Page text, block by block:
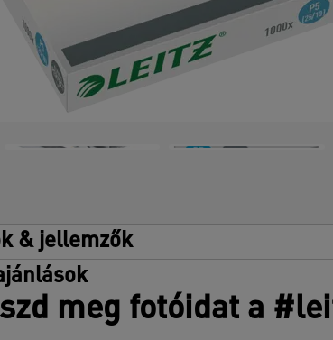
& jellemzők
meg fotóidat a